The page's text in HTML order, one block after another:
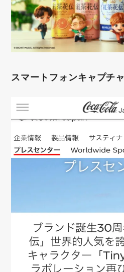
スマートフォンキャプチャ